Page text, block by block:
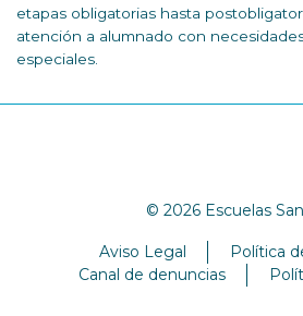
etapas obligatorias hasta
atención a alumnado con
especiales.
© 2026 Escuelas
Aviso Legal
Política
Canal de denuncias